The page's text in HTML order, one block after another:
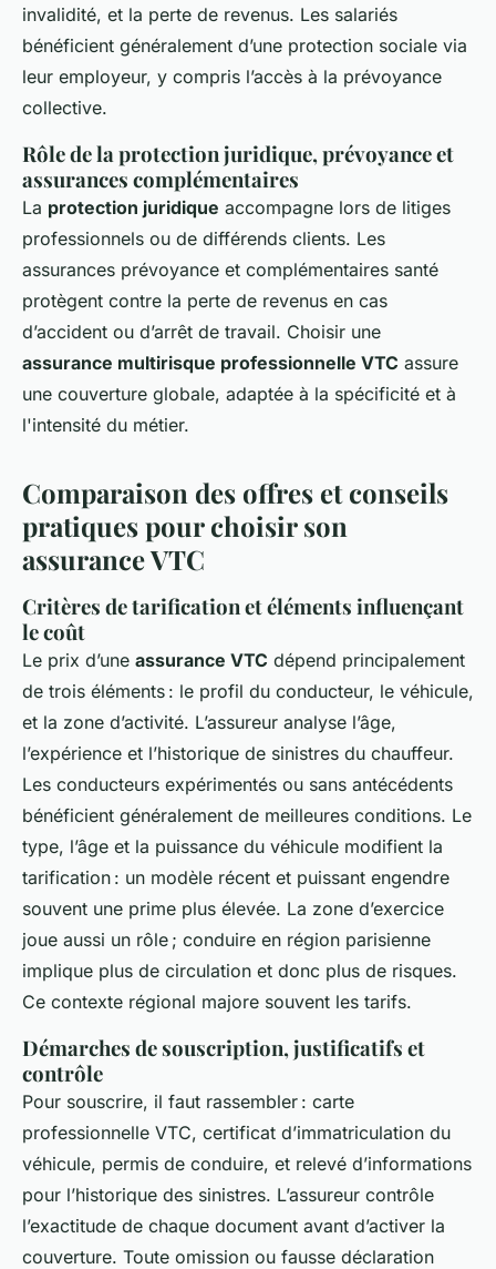
invalidité, et la perte de revenus. Les salariés
bénéficient généralement d’une protection sociale via
leur employeur, y compris l’accès à la prévoyance
collective.
Rôle de la protection juridique, prévoyance et
assurances complémentaires
La protection juridique accompagne lors de litiges
professionnels ou de différends clients. Les
assurances prévoyance et complémentaires santé
protègent contre la perte de revenus en cas
d’accident ou d’arrêt de travail. Choisir une
assurance multirisque professionnelle VTC assure
une couverture globale, adaptée à la spécificité et à
l'intensité du métier.
Comparaison des offres et conseils
pratiques pour choisir son
assurance VTC
Critères de tarification et éléments influençant
le coût
Le prix d’une assurance VTC dépend principalement
de trois éléments : le profil du conducteur, le véhicule,
et la zone d’activité. L’assureur analyse l’âge,
l’expérience et l’historique de sinistres du chauffeur.
Les conducteurs expérimentés ou sans antécédents
bénéficient généralement de meilleures conditions. Le
type, l’âge et la puissance du véhicule modifient la
tarification : un modèle récent et puissant engendre
souvent une prime plus élevée. La zone d’exercice
joue aussi un rôle ; conduire en région parisienne
implique plus de circulation et donc plus de risques.
Ce contexte régional majore souvent les tarifs.
Démarches de souscription, justificatifs et
contrôle
Pour souscrire, il faut rassembler : carte
professionnelle VTC, certificat d’immatriculation du
véhicule, permis de conduire, et relevé d’informations
pour l’historique des sinistres. L’assureur contrôle
l’exactitude de chaque document avant d’activer la
couverture. Toute omission ou fausse déclaration